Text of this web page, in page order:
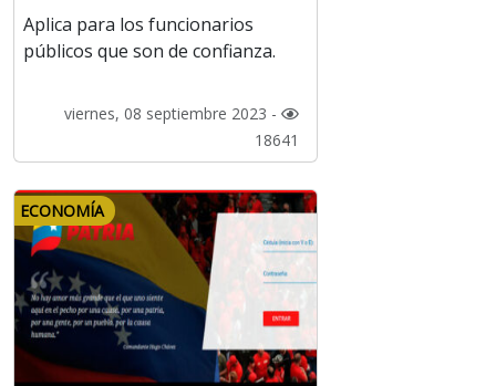
Aplica para los funcionarios
públicos que son de confianza.
viernes, 08 septiembre 2023 -
18641
ECONOMÍA